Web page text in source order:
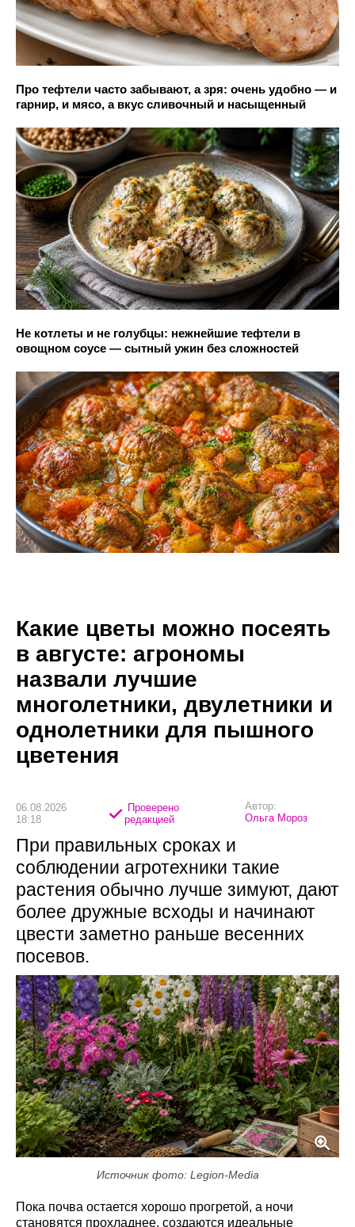
Про тефтели часто забывают, а зря: очень удобно — и
гарнир, и мясо, а вкус сливочный и насыщенный
Не котлеты и не голубцы: нежнейшие тефтели в
овощном соусе — сытный ужин без сложностей
Какие цветы можно посеять
в августе: агрономы
назвали лучшие
многолетники, двулетники и
однолетники для пышного
цветения
06.08.2026
18:18
Проверено
редакцией
Автор:
Ольга Мороз
При правильных сроках и
соблюдении агротехники такие
растения обычно лучше зимуют, дают
более дружные всходы и начинают
цвести заметно раньше весенних
посевов.
Источник фото: Legion-Media
Пока почва остается хорошо прогретой, а ночи
становятся прохладнее, создаются идеальные